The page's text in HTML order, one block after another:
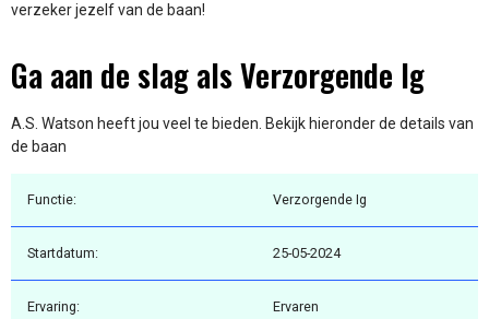
verzeker jezelf van de baan!
Ga aan de slag als Verzorgende Ig
A.S. Watson heeft jou veel te bieden. Bekijk hieronder de details van
de baan
Functie: Verzorgende Ig
Startdatum: 25-05-2024
Ervaring: Ervaren